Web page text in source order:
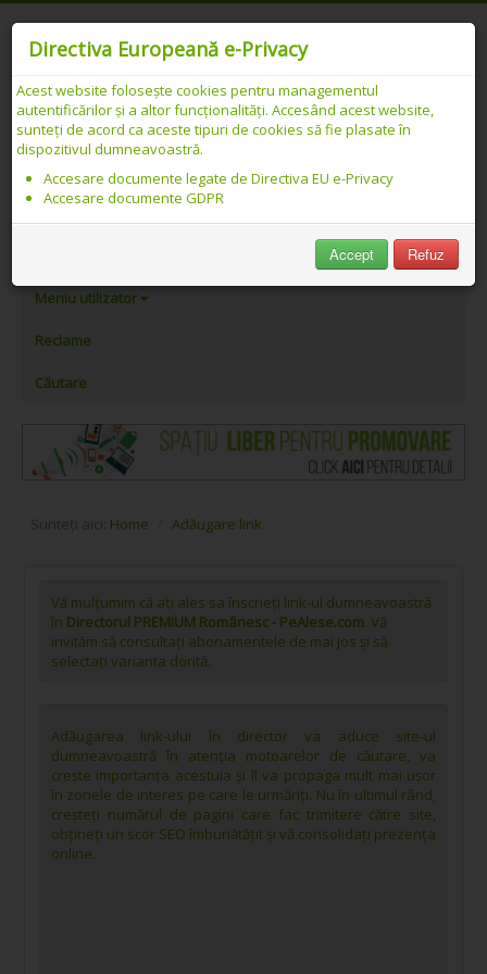
Catalog web SEO PREMIUM Românesc -
Adăugare link
Meniu utilizator
Reclame
Căutare
Home Adăugare link
Vă mulțumim că ați ales sa înscrieți link-ul dumneavoastră
în Directorul PREMIUM Românesc - PeAlese.com. Vă
invităm să consultați abonamentele de mai jos și să
selectați varianta dorită.
Adăugarea link-ului în director va aduce site-ul
dumneavoastră în atenția motoarelor de căutare, va
crește importanța acestuia și îl va propaga mult mai ușor
în zonele de interes pe care le urmăriți. Nu în ultimul rând,
creșteți numărul de pagini care fac trimitere către site,
obțineți un scor SEO îmbunătățit și vă consolidați prezența
online.
Directiva Europeană e-Privacy
Acest website folosește cookies pentru managementul
autentificărilor și a altor funcționalități. Accesând acest website,
sunteți de acord ca aceste tipuri de cookies să fie plasate în
dispozitivul dumneavoastră.
Accesare documente legate de Directiva EU e-Privacy
Accesare documente GDPR
Accept Refuz